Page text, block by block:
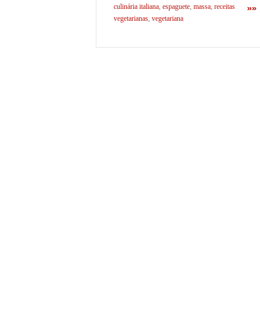
»»
culinária italiana, espaguete, massa, receitas
vegetarianas, vegetariana